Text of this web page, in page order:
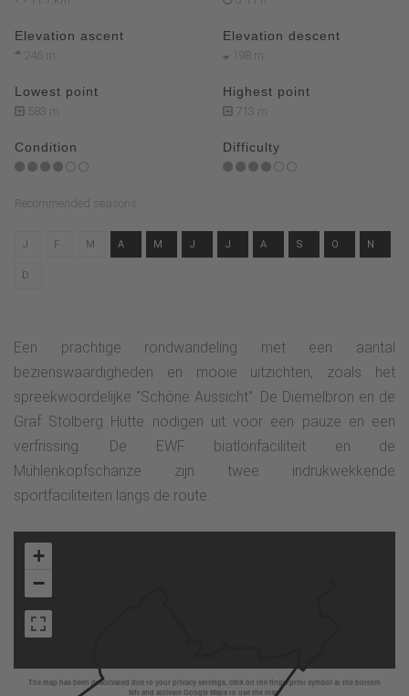
Elevation ascent
246 m
Elevation descent
198 m
Lowest point
583 m
Highest point
713 m
Condition Difficulty
Recommended seasons
J F M A M J J A S O N
D
Een prachtige rondwandeling met een aantal
bezienswaardigheden en mooie uitzichten, zoals het
spreekwoordelijke "Schöne Aussicht". De Diemelbron en de
Graf Stolberg Hütte nodigen uit voor een pauze en een
verfrissing. De EWF biatlonfaciliteit en de
Mühlenkopfschanze zijn twee indrukwekkende
sportfaciliteiten langs de route.
The map has been deactivated due to your privacy settings, click on the fingerprint symbol at the bottom
left and activate Google Maps to use the map.
+
−